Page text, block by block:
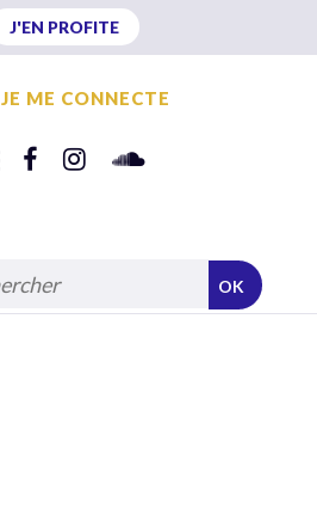
J'EN PROFITE
JE ME CONNECTE
OK